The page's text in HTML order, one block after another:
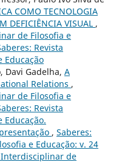
COMO TECNOLOGIA
DEFICIÊNCIA VISUAL ,
de Filosofia e
Revista
Educação
Davi Gadelha, A
Relations ,
de Filosofia e
Revista
, Saberes:
e Educação: v. 24
Interdisciplinar de